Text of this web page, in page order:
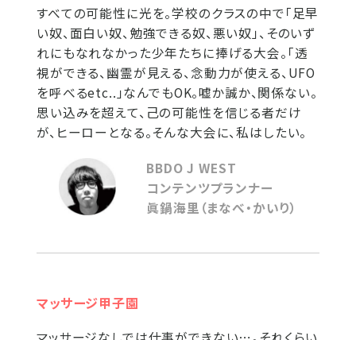
すべての可能性に光を。学校のクラスの中で「足早
い奴、面白い奴、勉強できる奴、悪い奴」、そのいず
れにもなれなかった少年たちに捧げる大会。「透
視ができる、幽霊が見える、念動力が使える、UFO
を呼べるetc..」なんでもOK。嘘か誠か、関係ない。
思い込みを超えて、己の可能性を信じる者だけ
が、ヒーローとなる。そんな大会に、私はしたい。
BBDO J WEST
コンテンツプランナー
眞鍋海里（まなべ・かいり）
マッサージ甲子園